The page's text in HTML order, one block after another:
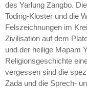
des Yarlung Zangbo.
Toding-Kloster und die
Felszeichnungen im
Zivilisation auf dem
und der heilige Mapam
Religionsgeschichte
vergessen sind die
Zada und die Sprech-